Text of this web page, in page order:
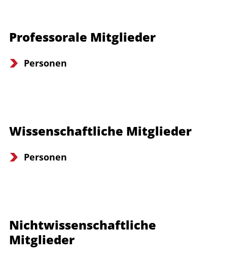
Professorale Mitglieder
Personen
Wissenschaftliche Mitglieder
Personen
Nichtwissenschaftliche
Mitglieder